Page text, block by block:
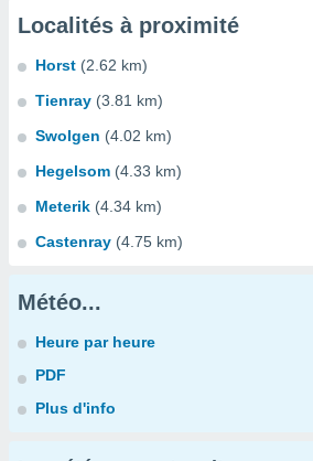
Localités à proximité
Horst (2.62 km)
Tienray (3.81 km)
Swolgen (4.02 km)
Hegelsom (4.33 km)
Meterik (4.34 km)
Castenray (4.75 km)
Météo...
Heure par heure
PDF
Plus d'info